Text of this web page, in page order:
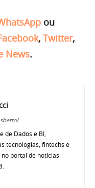
ou
, Twitter,
News.
de Dados e BI,
tecnologias, fintechs e
portal de notícias